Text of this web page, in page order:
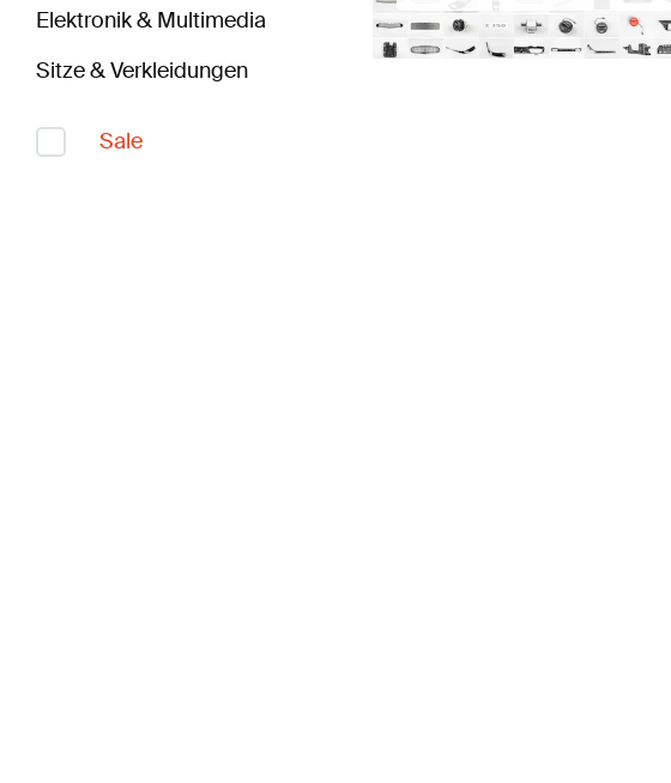
Elektronik & Multimedia
Sitze & Verkleidungen
Sale